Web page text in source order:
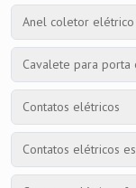
Anel coletor elétrico
Cavalete para porta
Contatos elétricos
Contatos elétricos